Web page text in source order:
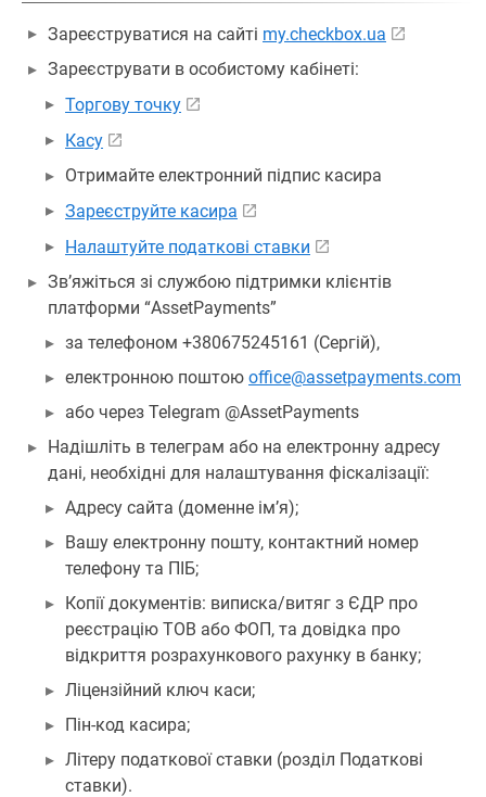
Зареєструватися на сайті my.checkbox.ua
Зареєструвати в особистому кабінеті:
Торгову точку
Касу
Отримайте електронний підпис касира
Зареєструйте касира
Налаштуйте податкові ставки
Зв’яжіться зі службою підтримки клієнтів
платформи “AssetPayments”
за телефоном +380675245161 (Сергій),
електронною поштою office@assetpayments.com
або через Telegram @AssetPayments
Надішліть в телеграм або на електронну адресу
дані, необхідні для налаштування фіскалізації:
Адресу сайта (доменне ім’я);
Вашу електронну пошту, контактний номер
телефону та ПІБ;
Копії документів: виписка/витяг з ЄДР про
реєстрацію ТОВ або ФОП, та довідка про
відкриття розрахункового рахунку в банку;
Ліцензійний ключ каси;
Пін-код касира;
Літеру податкової ставки (розділ Податкові
ставки).